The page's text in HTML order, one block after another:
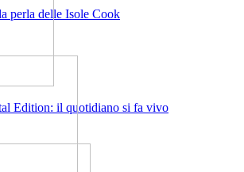
perla delle Isole Cook
Edition: il quotidiano si fa vivo